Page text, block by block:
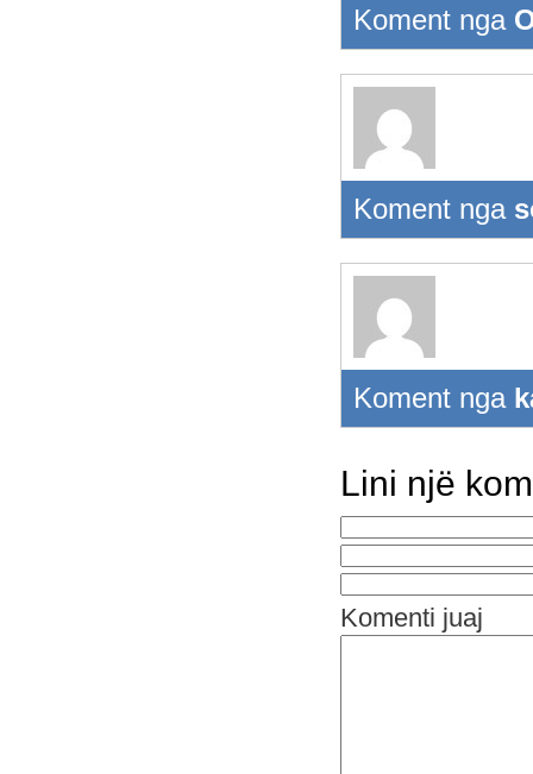
Koment nga
Koment nga
Koment nga
Lini një
Komenti juaj